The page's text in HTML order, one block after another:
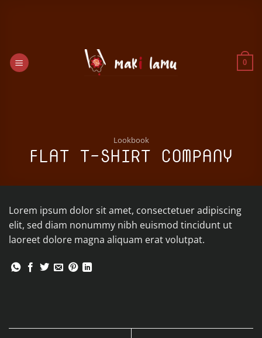
0
Lookbook
FLAT T-SHIRT COMPANY
Lorem ipsum dolor sit amet, consectetuer adipiscing
elit, sed diam nonummy nibh euismod tincidunt ut
laoreet dolore magna aliquam erat volutpat.